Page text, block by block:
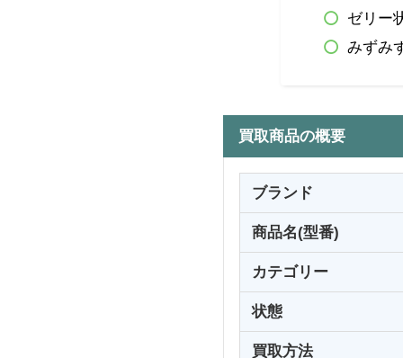
ゼリー
みずみ
買取商品の概要
ブランド
商品名(型番)
カテゴリー
状態
買取方法